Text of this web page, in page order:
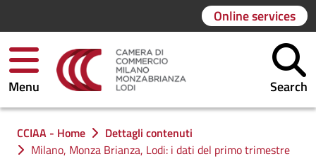
Online services
Menu Search
You are in:
CCIAA - Home
Dettagli contenuti
Milano, Monza Brianza, Lodi: i dati del primo trimestre